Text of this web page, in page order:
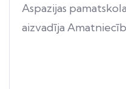
Aspazijas
aizvadīja